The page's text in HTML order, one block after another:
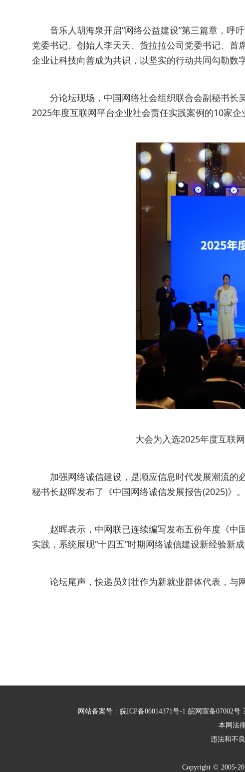
音乐人胡海泉开启“网络公益建设”第三篇章，呼
党委书记、创始人李天天、货拉拉公司党委书记、
企业让科技向善成为共识，以坚实的行动共同勾勒数
分论坛现场，中国网络社会组织联合会副秘书
2025年度互联网平台企业社会责任实践案例的10家
大会为入选2025年度互联
加强网络诚信建设，是顺应信息时代发展潮流
秘书长赵晖发布了《中国网络诚信发展报告(2025)》。
赵晖表示，中网联已连续编写发布五份年度《
实践，系统展现“十四五”时期网络诚信建设新经验新
论坛尾声，快递员刘壮作为新就业群体代表，与
网站备案号 : 皖ICP备06014371号-1 皖网宣备07002号
本网法
违法和不
Copyright © 2005-